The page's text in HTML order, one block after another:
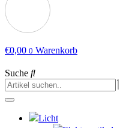
€0,00 0 Warenkorb
Suche
Licht